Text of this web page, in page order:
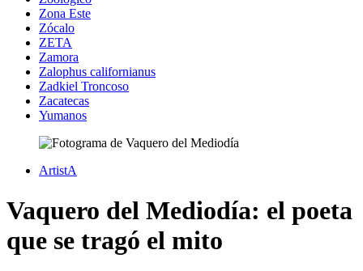
Zona Este
Zócalo
ZETA
Zamora
Zalophus californianus
Zadkiel Troncoso
Zacatecas
Yumanos
ArtistA
Vaquero del Mediodía: el poeta
que se tragó el mito